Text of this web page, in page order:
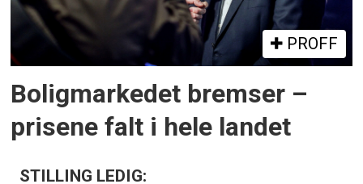
PROFF
Boligmarkedet bremser –
prisene falt i hele landet
STILLING LEDIG: